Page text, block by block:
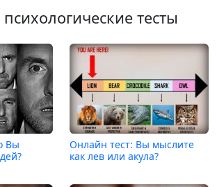
тесты
Вы
Онлайн тест: Вы мыслите
как лев или акула?